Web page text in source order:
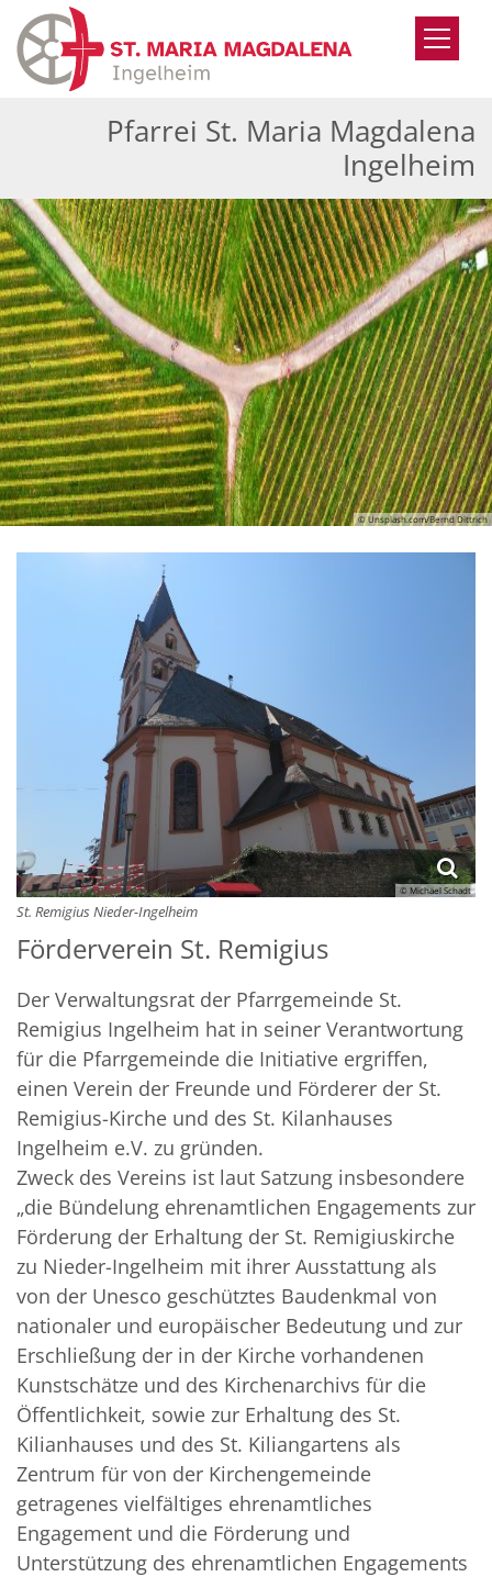
Zum Inhalt springen
Pfarrei St. Maria Magdalena
Ingelheim
© Unsplash.com/Bernd Dittrich
© Michael Schadt
St. Remigius Nieder-Ingelheim
Förderverein St. Remigius
Der Verwaltungsrat der Pfarrgemeinde St.
Remigius Ingelheim hat in seiner Verantwortung
für die Pfarrgemeinde die Initiative ergriffen,
einen Verein der Freunde und Förderer der St.
Remigius-Kirche und des St. Kilanhauses
Ingelheim e.V. zu gründen.
Zweck des Vereins ist laut Satzung insbesondere
„die Bündelung ehrenamtlichen Engagements zur
Förderung der Erhaltung der St. Remigiuskirche
zu Nieder-Ingelheim mit ihrer Ausstattung als
von der Unesco geschütztes Baudenkmal von
nationaler und europäischer Bedeutung und zur
Erschließung der in der Kirche vorhandenen
Kunstschätze und des Kirchenarchivs für die
Öffentlichkeit, sowie zur Erhaltung des St.
Kilianhauses und des St. Kiliangartens als
Zentrum für von der Kirchengemeinde
getragenes vielfältiges ehrenamtliches
Engagement und die Förderung und
Unterstützung des ehrenamtlichen Engagements